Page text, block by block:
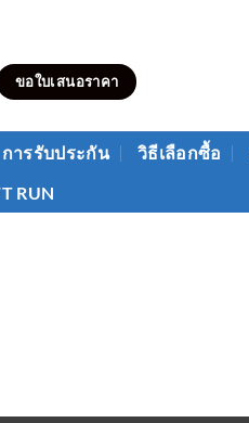
ขอใบเสนอราคา
การรับประกัน วิธีเลือกซื้อ
RUN